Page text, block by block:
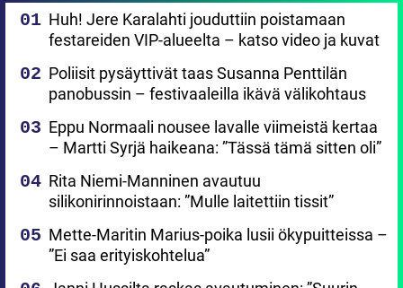
Huh! Jere Karalahti jouduttiin poistamaan
festareiden VIP-alueelta – katso video ja kuvat
Poliisit pysäyttivät taas Susanna Penttilän
panobussin – festivaaleilla ikävä välikohtaus
Eppu Normaali nousee lavalle viimeistä kertaa
– Martti Syrjä haikeana: ”Tässä tämä sitten oli”
Rita Niemi-Manninen avautuu
silikonirinnoistaan: ”Mulle laitettiin tissit”
Mette-Maritin Marius-poika lusii ökypuitteissa –
”Ei saa erityiskohtelua”